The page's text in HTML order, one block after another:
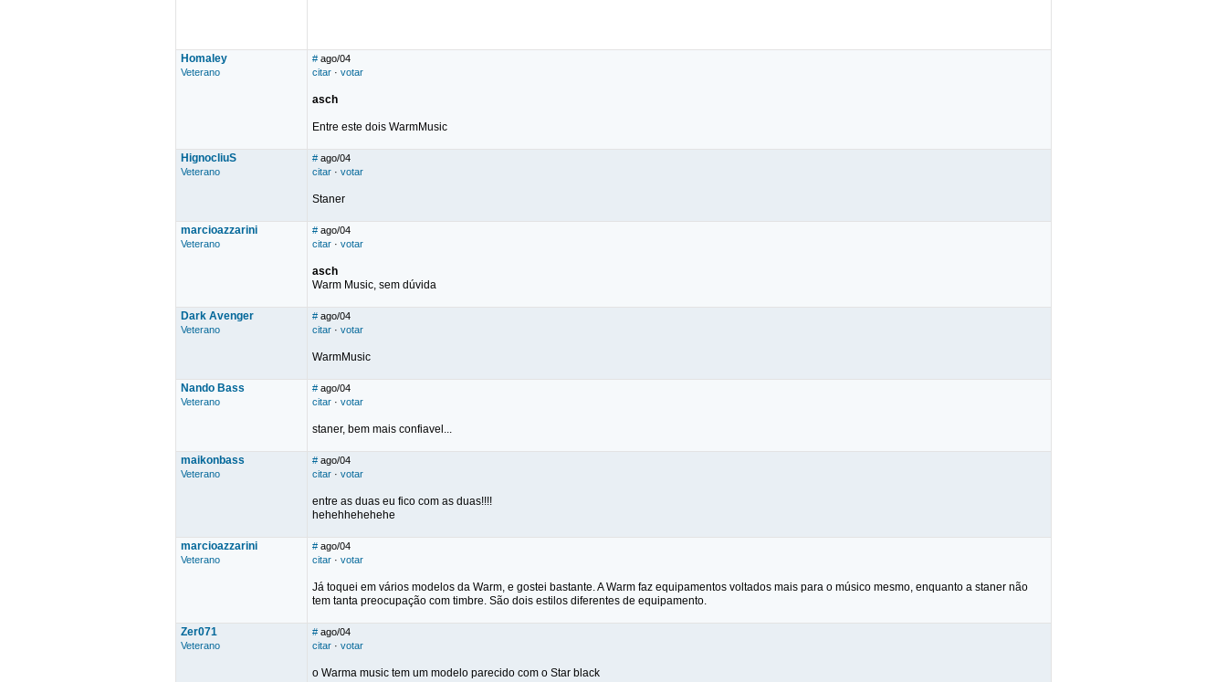
Homaley
Veterano
# ago/04
citar · votar
asch
Entre este dois WarmMusic
HignocliuS
Veterano
# ago/04
citar · votar
Staner
marcioazzarini
Veterano
# ago/04
citar · votar
asch
Warm Music, sem dúvida
Dark Avenger
Veterano
# ago/04
citar · votar
WarmMusic
Nando Bass
Veterano
# ago/04
citar · votar
staner, bem mais confiavel...
maikonbass
Veterano
# ago/04
citar · votar
entre as duas eu fico com as duas!!!!
hehehhehehehe
marcioazzarini
Veterano
# ago/04
citar · votar
Já toquei em vários modelos da Warm, e gostei bastante. A Warm faz equipamentos voltados mais para o músico mesmo, enquanto a staner não
tem tanta preocupação com timbre. São dois estilos diferentes de equipamento.
Zer071
Veterano
# ago/04
citar · votar
o Warma music tem um modelo parecido com o Star black